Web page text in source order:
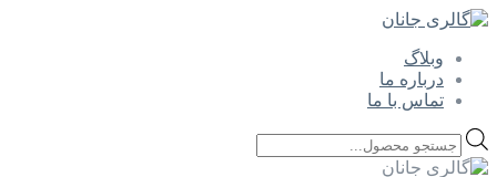
وبلاگ
درباره ما
تماس با ما
Products
search